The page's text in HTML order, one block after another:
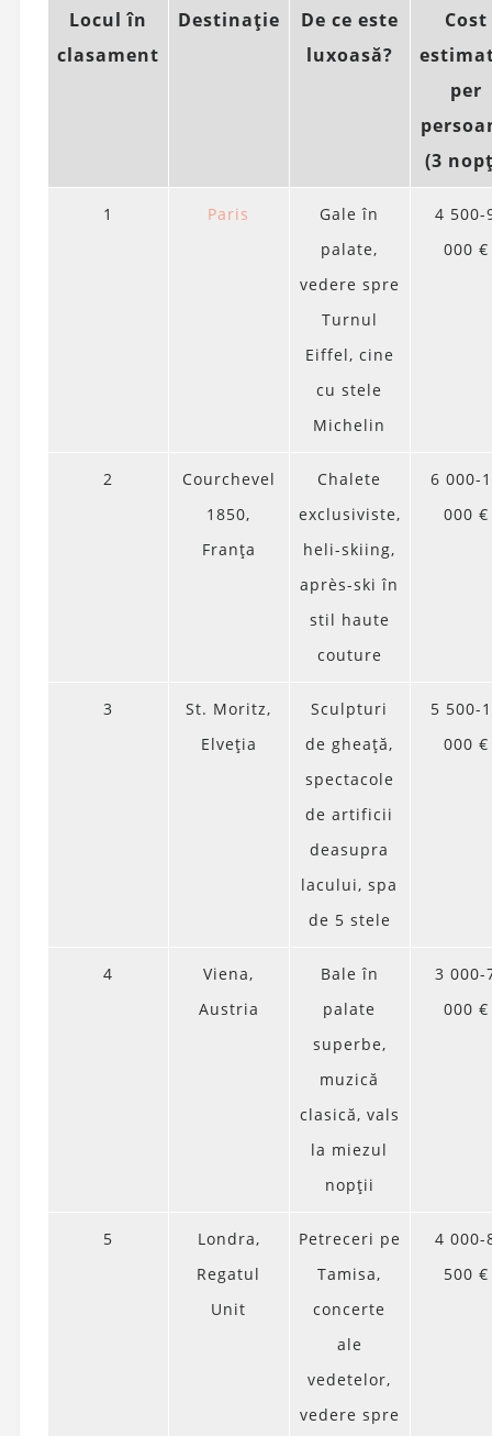
Locul în
clasament
Destinație
De ce este
luxoasă?
Cost
per
(3
1 Paris
Gale în
palate,
vedere spre
Turnul
Eiffel, cine
cu stele
Michelin
4 500-
000 €
2
Courchevel
1850,
Franța
Chalete
exclusiviste,
heli-skiing,
après-ski în
stil haute
couture
6 000-
000 €
3
St. Moritz,
Elveția
Sculpturi
de gheață,
spectacole
de artificii
deasupra
lacului, spa
de 5 stele
5 500-
000 €
4
Viena,
Austria
Bale în
palate
superbe,
muzică
clasică, vals
la miezul
nopții
3 000-
000 €
5
Londra,
Regatul
Unit
Petreceri pe
Tamisa,
concerte
ale
vedetelor,
vedere spre
4 000-
500 €